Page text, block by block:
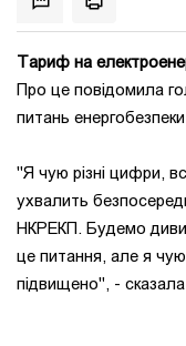
Тариф на
Про це повідомила
питань енергобезпеки
"Я чую різні цифри,
ухвалить
НКРЕКП. Будемо
це питання, але я
підвищено", -